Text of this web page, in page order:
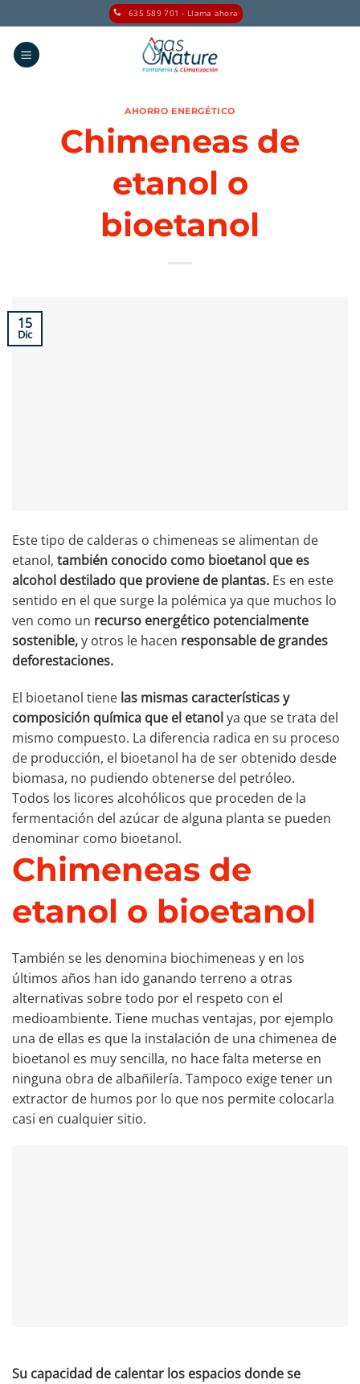
al
contenido
635 589 701 - Llama ahora
AHORRO ENERGÉTICO
Chimeneas de
etanol o
bioetanol
15
Dic
Este tipo de calderas o chimeneas se alimentan de
etanol, también conocido como bioetanol que es
alcohol destilado que proviene de plantas. Es en este
sentido en el que surge la polémica ya que muchos lo
ven como un recurso energético potencialmente
sostenible,y otros le hacen responsable de grandes
deforestaciones.
El bioetanol tiene las mismas características y
composición química que el etanolya que se trata del
mismo compuesto. La diferencia radica en su proceso
de producción, el bioetanol ha de ser obtenido desde
biomasa, no pudiendo obtenerse del petróleo.
Todos los licores alcohólicos que proceden de la
fermentación del azúcar de alguna planta se pueden
denominar como bioetanol.
Chimeneas de
etanol o bioetanol
También se les denomina biochimeneas y en los
últimos años han ido ganando terreno a otras
alternativas sobre todo por el respeto con el
medioambiente. Tiene muchas ventajas, por ejemplo
una de ellas es que la instalación de una chimenea de
bioetanol es muy sencilla, no hace falta meterse en
ninguna obra de albañilería. Tampoco exige tener un
extractor de humos por lo que nos permite colocarla
casi en cualquier sitio.
Su capacidad de calentar los espacios donde se